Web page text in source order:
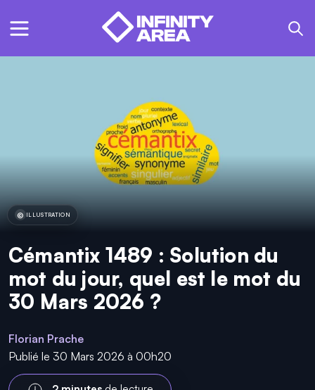
ILLUSTRATION
Cémantix 1489 : Solution du
mot du jour, quel est le mot du
30 Mars 2026 ?
Florian Prache
Publié le 30 Mars 2026 à 00h20